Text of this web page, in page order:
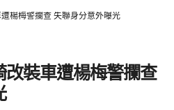
楊梅警攔查 失聯身分意外曝光
裝車遭楊梅警攔查